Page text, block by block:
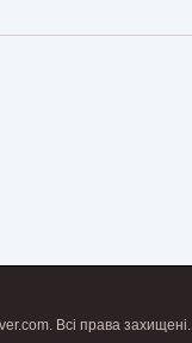
Всі права захищені.